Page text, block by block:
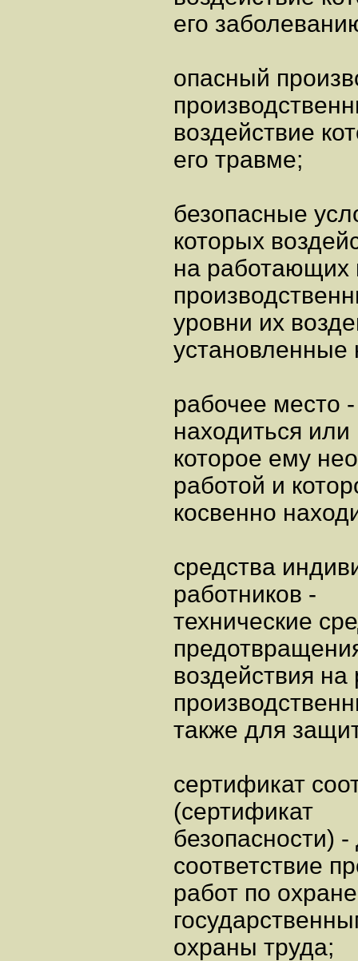
его
опасный
воздействие
его травме;
безопасные
которых
на работающих
уровни их
установленные
рабочее место
находиться или
которое ему
работой и
косвенно
средства
работников -
технические
воздействия
также для
сертификат
(сертификат
безопасности)
соответствие
работ по
охраны труда;